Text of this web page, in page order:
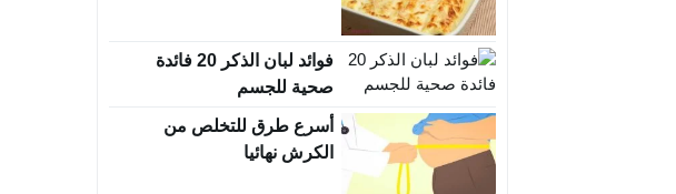
فوائد لبان الذكر 20 فائدة
صحية للجسم
أسرع طرق للتخلص من
الكرش نهائيا